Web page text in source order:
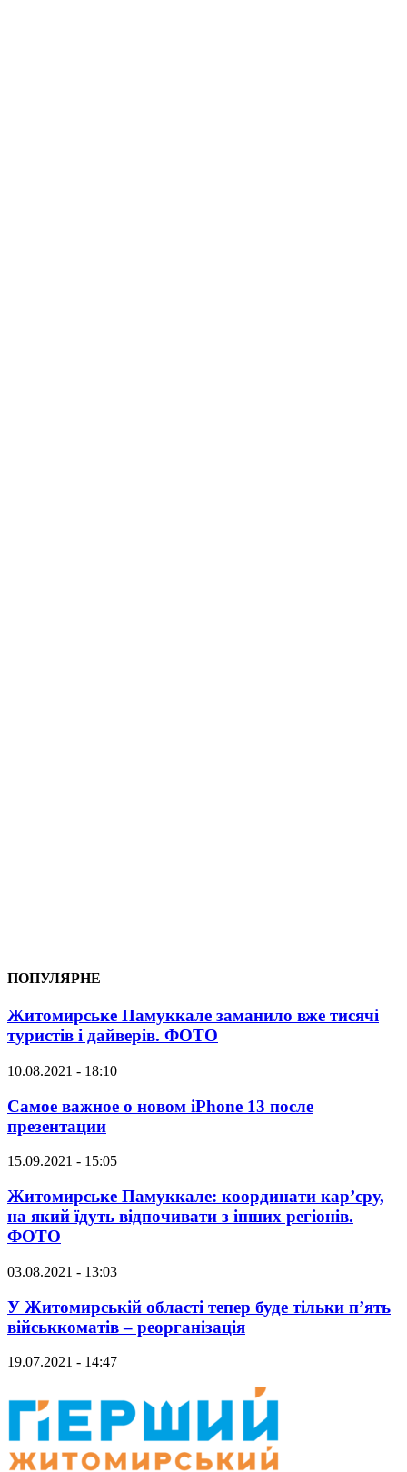
ПОПУЛЯРНЕ
Житомирське Памуккале заманило вже тисячі
туристів і дайверів. ФОТО
10.08.2021 - 18:10
Самое важное о новом iPhone 13 после
презентации
15.09.2021 - 15:05
Житомирське Памуккале: координати кар’єру,
на який їдуть відпочивати з інших регіонів.
ФОТО
03.08.2021 - 13:03
У Житомирській області тепер буде тільки п’ять
військкоматів – реорганізація
19.07.2021 - 14:47